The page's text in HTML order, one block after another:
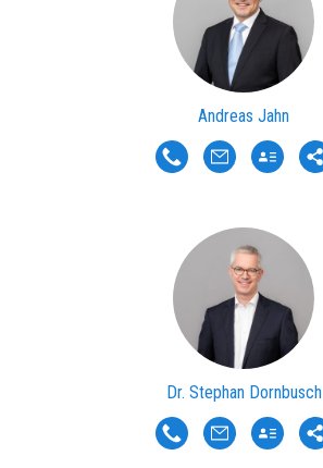
Andreas Jahn
Dr. Stephan Dornbusch